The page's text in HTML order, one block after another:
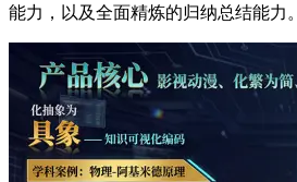
能力，以及全面精炼的归纳总结能力。